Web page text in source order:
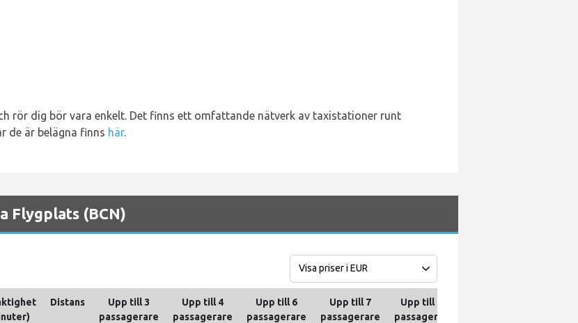
rör dig bör vara enkelt. Det finns ett omfattande nätverk av taxistationer runt
de är belägna finns här.
Flygplats (BCN)
Distans
Upp till 3
passagerare
Upp till 4
passagerare
Upp till 6
passagerare
Upp till 7
passagerare
Upp till 10
passagerare